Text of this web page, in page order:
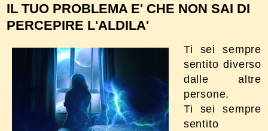
IL TUO PROBLEMA E' CHE NON SAI DI
PERCEPIRE L'ALDILA'
Ti sei sempre
sentito diverso
dalle altre
persone.
Ti sei sempre
sentito